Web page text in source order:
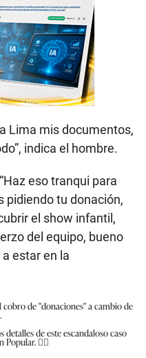
Lima mis documentos,
indica el hombre.
eso tranqui para
pidiendo tu donación,
el show infantil,
del equipo, bueno
estar en la
de "donaciones" a cambio de
detalles de este escandaloso caso
👇🏾